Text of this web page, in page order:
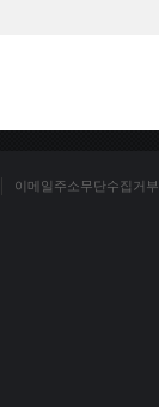
이메일주소무단수집거부